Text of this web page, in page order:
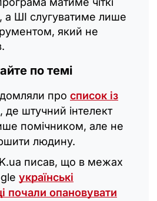
а ШІ слугуватиме лише
який не
по темі
про список із
, де штучний інтелект
помічником, але не
людину.
писав, що в межах
українські
почали опановувати